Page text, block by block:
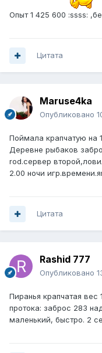
Опыт 1 425 600 :ssss:
Цитата
Maruse4ka
Опубликовано
Поймала крапчатую на
Деревне рыбаков
rod.сервер
2.00 ночи
Цитата
Rashid 777
Опубликовано
Пиранья крапчатая
протока: заброс 283
маленький, быстро. 2